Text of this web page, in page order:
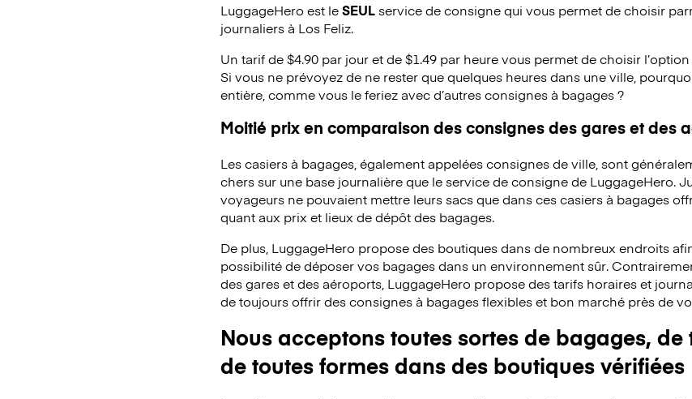
LuggageHero est leSEULservice de consigne qui vous permet de choisir
journaliers à Los Feliz.
Un tarif de $4.90 par jour et de $1.49 par heure vous permet de choisir
Si vous ne prévoyez de ne rester que quelques heures dans une ville,
entière, comme vous le feriez avec d’autres consignes à bagages ?
Moitié prix en comparaison des consignes des gares et des
Les casiers à bagages, également appelées consignes de ville, sont
chers sur une base journalière que le service de consigne de LuggageHero.
voyageurs ne pouvaient mettre leurs sacs que dans ces casiers à bagages
quant aux prix et lieux de dépôt des bagages.
De plus, LuggageHero propose des boutiques dans de nombreux endroits
possibilité de déposer vos bagages dans un environnement sûr.
des gares et des aéroports, LuggageHero propose des tarifs horaires et
de toujours offrir des consignes à bagages flexibles et bon marché près de
Nous acceptons toutes sortes de bagages, de
de toutes formes dans des boutiques vérifiées